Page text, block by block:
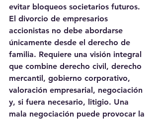
evitar bloqueos societarios futuros.
El divorcio de empresarios
accionistas no debe abordarse
únicamente desde el derecho de
familia. Requiere una visión integral
que combine derecho civil, derecho
mercantil, gobierno corporativo,
valoración empresarial, negociación
y, si fuera necesario, litigio. Una
mala negociación puede provocar la